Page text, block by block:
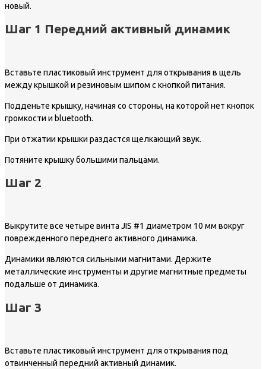
новый.
Шаг 1 Передний активный динамик
Вставьте пластиковый инструмент для открывания в щель
между крышкой и резиновым шипом с кнопкой питания.
Подденьте крышку, начиная со стороны, на которой нет кнопок
громкости и bluetooth.
При отжатии крышки раздастся щелкающий звук.
Потяните крышку большими пальцами.
Шаг 2
Выкрутите все четыре винта JIS #1 диаметром 10 мм вокруг
поврежденного переднего активного динамика.
Динамики являются сильными магнитами. Держите
металлические инструменты и другие магнитные предметы
подальше от динамика.
Шаг 3
Вставьте пластиковый инструмент для открывания под
отвинченный передний активный динамик.